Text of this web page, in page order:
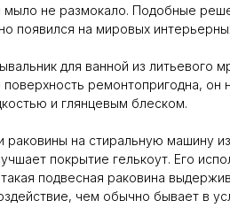
мыло не размокало. Подобные
появился на мировых
для ванной из литьевого
поверхность ремонтопригодна, он
и глянцевым блеском.
раковины на стиральную машину
покрытие гелькоут. Его
подвесная раковина
чем обычно бывает в